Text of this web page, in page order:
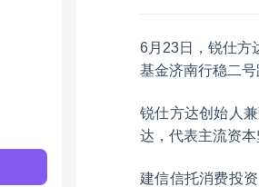
6月23日，锐仕方
基金济南行稳二
锐仕方达创始人
达，代表主流资
建信信托消费投